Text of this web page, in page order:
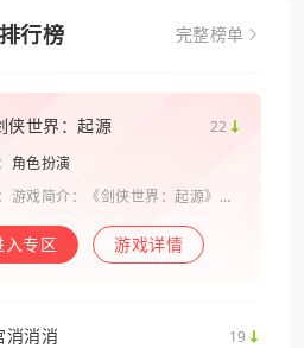
行榜 完整榜单
侠世界：起源
22
角色扮演
游戏简介：《剑侠世界：起源》是
游。复刻《剑侠世界》端游玩法和
还原“剑侠情缘”端游时代的特色设
入专区 游戏详情
消消消 19